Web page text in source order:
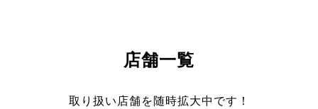
店舗一覧
取り扱い店舗を随時拡大中です！